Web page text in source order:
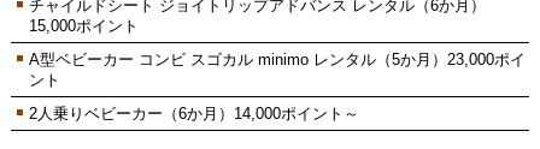
チャイルドシート ジョイトリップアドバンス レンタル（6か月）
15,000ポイント
A型ベビーカー コンビ スゴカル minimo レンタル（5か月）23,000ポイ
ント
2人乗りベビーカー（6か月）14,000ポイント～